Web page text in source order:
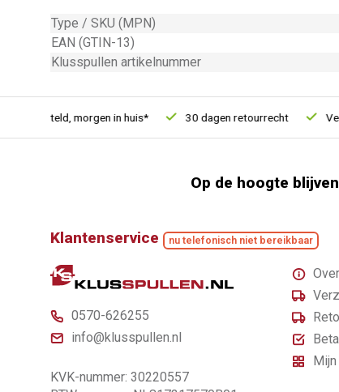
Type / SKU (MPN)
EAN (GTIN-13)
Klusspullen artikelnummer
besteld, morgen in huis* 30 dagen retourrecht
Op de hoogte
Klantenservice nu telefonisch niet bereikbaar
0570-626255
info@klusspullen.nl
KVK-nummer: 30220557